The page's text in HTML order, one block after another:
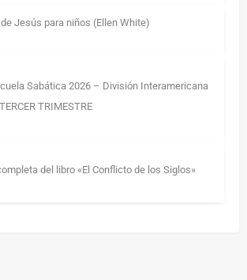
Jesús para niños (Ellen White)
Sabática 2026 – División Interamericana
TRIMESTRE
del libro «El Conflicto de los Siglos»